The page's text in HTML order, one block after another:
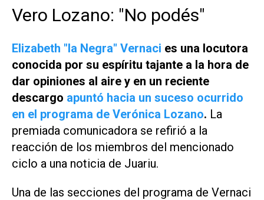
Vero Lozano: "No podés"
Elizabeth "la Negra" Vernaci es una locutora
conocida por su espíritu tajante a la hora de
dar opiniones al aire y en un reciente
descargo apuntó hacia un suceso ocurrido
en el programa de Verónica Lozano. La
premiada comunicadora se refirió a la
reacción de los miembros del mencionado
ciclo a una noticia de Juariu.
Una de las secciones del programa de Vernaci